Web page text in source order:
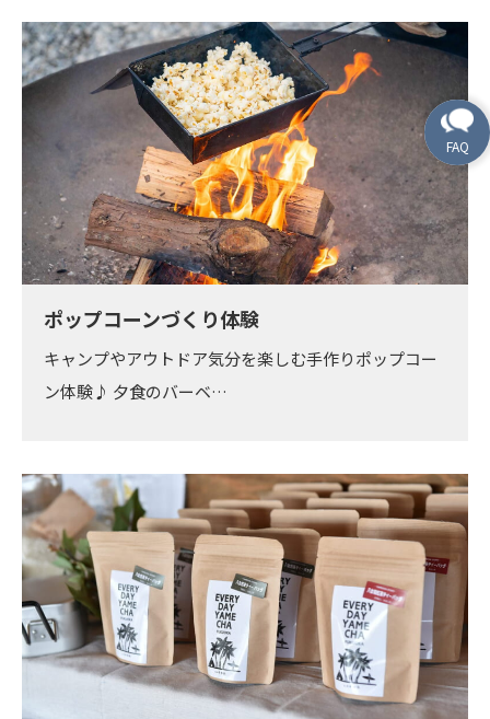
ポップコーンづくり体験
キャンプやアウトドア気分を楽しむ手作りポップコー
ン体験♪ 夕食のバーベ…